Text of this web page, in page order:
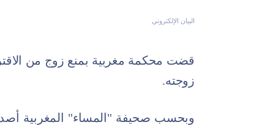
البيان الإلكتروني
قضت محكمة مغربية بمنع زوج من
زوجته.
وبحسب صحيفة "المساء" المغربية